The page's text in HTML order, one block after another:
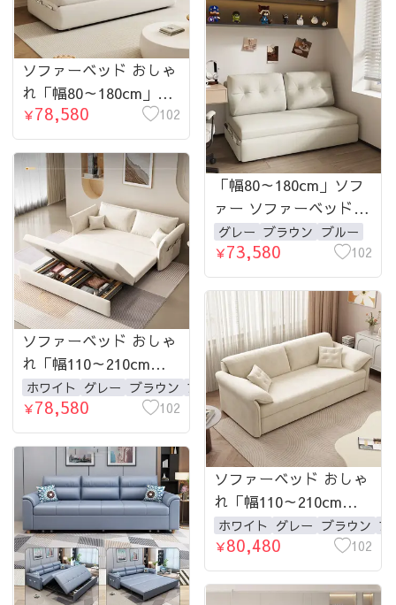
欧 コンパクト-fsx-
1001
ソファーベッド おしゃ
れ「幅80～180cm」ソ
ファー 1人掛け 2人掛
け 3人掛け 収納付き ウ
レタン 北欧 コンパク
ト-fsx-1009
￥78,580 102
「幅80～180cm」ソフ
ァー ソファーベッド
おしゃれ 1人掛け 2人
掛け 3人掛け 収納付き
ウレタン 北欧 コンパ
クト-fsx-1012
グレー ブラウン ブルー
￥73,580 102
ソファーベッド おしゃ
れ「幅110～210cm」ソ
ファー 1人掛け 2人掛
け 3人掛け 収納付き ウ
レタン 北欧 コンパク
ト-fsx-1014
ホワイト グレー ブラウン ブルー
￥78,580 102
ソファーベッド おしゃ
れ「幅110～210cm」ソ
ファー 1人掛け 2人掛
け 3人掛け 収納付き ウ
レタン 北欧 コンパク
ト-fsx-1015
ホワイト グレー ブラウン ブ
￥80,480 102